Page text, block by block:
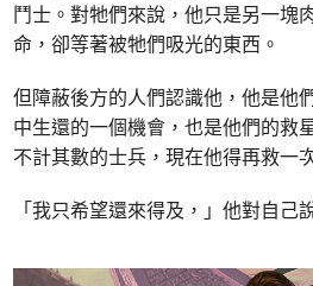
鬥士。對牠們來說，他只是另一塊
命，卻等著被牠們吸光的東西。
但障蔽後方的人們認識他，他是他
中生還的一個機會，也是他們的救
不計其數的士兵，現在他得再救一
「我只希望還來得及，」他對自己